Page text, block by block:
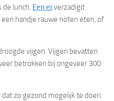
lunch. Een ei verzadigd
handje rauwe noten eten, of
vijgen. Vijgen bevatten
betrokken bij ongeveer 300
zo gezond mogelijk te doen.